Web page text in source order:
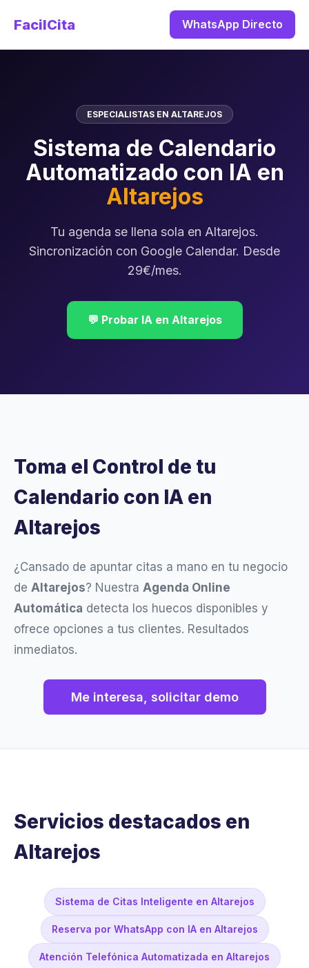
FacilCita WhatsApp Directo
ESPECIALISTAS EN ALTAREJOS
Sistema de Calendario
Automatizado con IA en
Altarejos
Tu agenda se llena sola en Altarejos.
Sincronización con Google Calendar. Desde
29€/mes.
💬 Probar IA en Altarejos
Toma el Control de tu
Calendario con IA en
Altarejos
¿Cansado de apuntar citas a mano en tu negocio
de Altarejos? Nuestra Agenda Online
Automática detecta los huecos disponibles y
ofrece opciones a tus clientes. Resultados
inmediatos.
Me interesa, solicitar demo
Servicios destacados en
Altarejos
Sistema de Citas Inteligente en Altarejos
Reserva por WhatsApp con IA en Altarejos
Atención Telefónica Automatizada en Altarejos